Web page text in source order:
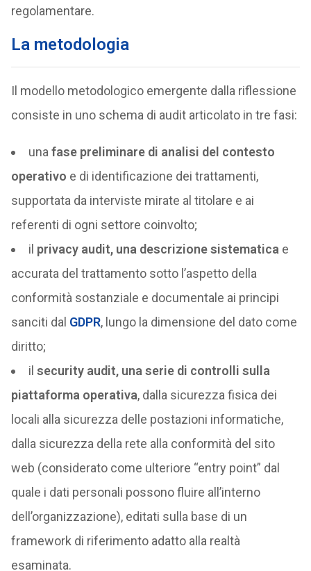
regolamentare.
La metodologia
Il modello metodologico emergente dalla riflessione
consiste in uno schema di audit articolato in tre fasi:
una fase preliminare di analisi del contesto
operativo e di identificazione dei trattamenti,
supportata da interviste mirate al titolare e ai
referenti di ogni settore coinvolto;
il privacy audit, una descrizione sistematica e
accurata del trattamento sotto l’aspetto della
conformità sostanziale e documentale ai principi
sanciti dal GDPR, lungo la dimensione del dato come
diritto;
il security audit, una serie di controlli sulla
piattaforma operativa, dalla sicurezza fisica dei
locali alla sicurezza delle postazioni informatiche,
dalla sicurezza della rete alla conformità del sito
web (considerato come ulteriore “entry point” dal
quale i dati personali possono fluire all’interno
dell’organizzazione), editati sulla base di un
framework di riferimento adatto alla realtà
esaminata.